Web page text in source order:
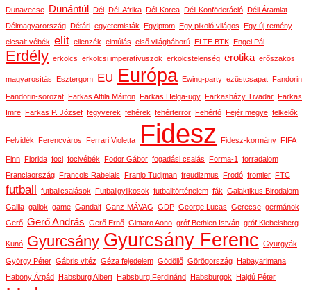
Dunavecse Dunántúl Dél Dél-Afrika Dél-Korea Déli Konföderáció Déli Áramlat
Délmagyarország Détári egyetemisták Egyiptom Egy pikoló világos Egy új remény
elcsalt vébék elit ellenzék elmúlás első világháború ELTE BTK Engel Pál
Erdély erkölcs erkölcsi imperatívuszok erkölcstelenség erotika erőszakos
magyarosítás Esztergom EU Európa Ewing-party ezüstcsapat Fandorin
Fandorin-sorozat Farkas Attila Márton Farkas Helga-ügy Farkasházy Tivadar Farkas
Imre Farkas P. József fegyverek fehérek fehérterror Fehértó Fejér megye felkelők
Felvidék Ferencváros Ferrari Violetta Fidesz Fidesz-kormány FIFA
Finn Florida foci focivébék Fodor Gábor fogadási csalás Forma-1
forradalom
Franciaország Francois Rabelais Franjo Tudjman freudizmus Frodó frontier FTC
futball futballcsalások Futballgyilkosok futballtörténelem fák Galaktikus Birodalom
Gallia gallok game Gandalf Ganz-MÁVAG GDP George Lucas Gerecse germánok
Gerő Gerő András Gerő Ernő Gintaro Aono gróf Bethlen István gróf Klebelsberg
Kunó Gyurcsány Gyurcsány Ferenc Gyurgyák
György Péter Gábris vitéz Géza fejedelem Gödöllő Görögország Habayarimana
Habony Árpád Habsburg Albert Habsburg Ferdinánd Habsburgok Hajdú Péter